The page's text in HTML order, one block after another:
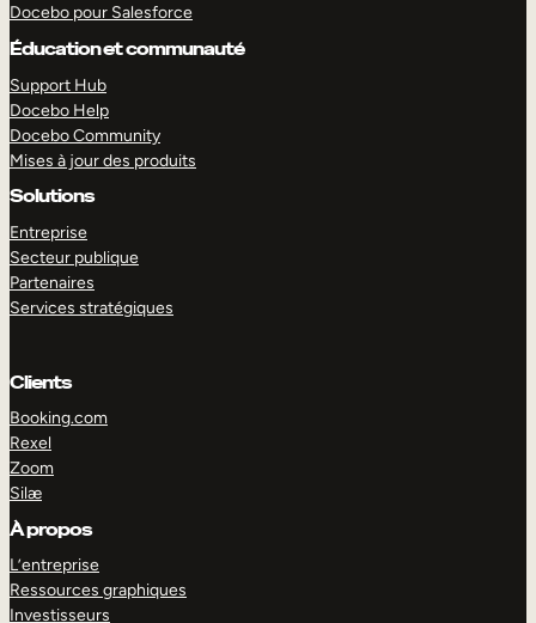
Docebo pour Salesforce
Éducation et communauté
Support Hub
Docebo Help
Docebo Community
Mises à jour des produits
Solutions
Entreprise
Secteur publique
Partenaires
Services stratégiques
Clients
Booking.com
Rexel
Zoom
Silæ
À propos
L’entreprise
Ressources graphiques
Investisseurs